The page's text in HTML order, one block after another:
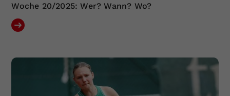
Woche 20/2025: Wer? Wann? Wo?